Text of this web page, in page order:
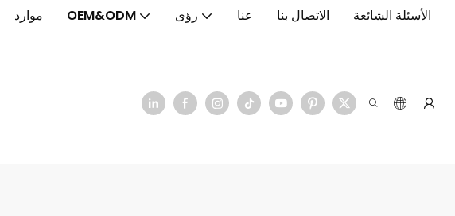
موارد OEM&ODM رؤى عنا الاتصال بنا الأسئلة الشائعة